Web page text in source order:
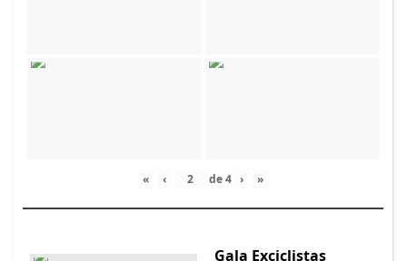
« ‹ de4 › »
Gala Exciclistas